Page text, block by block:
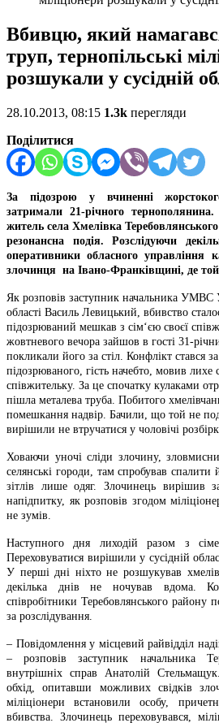
Вбивцю, який
труп, тернопільські
розшукали у сусідній
28.10.2013, 08:15 1.3k перегляди
Поділитися
За підозрою у вчиненні
затримали 21-річного тернополянина.
житель села Хмелівка
резонансна подія. Розслідуючи
оперативники обласного управління
злочинця на Івано-Франківщині, де
Як розповів заступник начальника УМВС
області Василь Левицький, вбивство
підозрюваний мешкав з сім‘єю своєї
жовтневого вечора зайшов в гості 31-
покликали його за стіл. Конфлікт стався
підозрюваного, гість начебто, мовив лихе
співжительку. За це спочатку кулаками
пішла металева труба. Побитого
помешкання надвір. Бачили, що той не
вирішили не втручатися у чоловічі
Ховаючи уночі сліди злочину,
селянські городи, там спробував
зітлів лише одяг. Злочинець вирішив
напідпитку, як розповів згодом
не зумів.
Наступного дня лиходій разом з
Переховуватися вирішили у сусідній
У перші дні ніхто не розшукував
декілька днів не ночував вдома.
співробітники Теребовлянського району
за розслідування.
– Повідомлення у місцевий райвідділ
– розповів заступник начальника
внутрішніх справ Анатолій Стельмащук
обхід, опитавши можливих свідків
міліціонери встановили особу,
вбивства. Злочинець переховувався,